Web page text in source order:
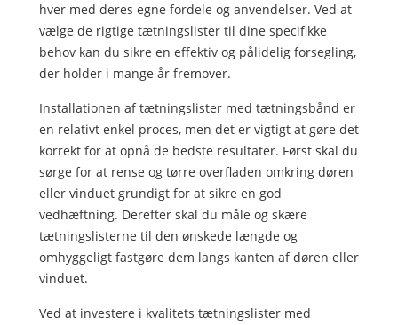
hver med deres egne fordele og anvendelser. Ved at
vælge de rigtige tætningslister til dine specifikke
behov kan du sikre en effektiv og pålidelig forsegling,
der holder i mange år fremover.
Installationen af tætningslister med tætningsbånd er
en relativt enkel proces, men det er vigtigt at gøre det
korrekt for at opnå de bedste resultater. Først skal du
sørge for at rense og tørre overfladen omkring døren
eller vinduet grundigt for at sikre en god
vedhæftning. Derefter skal du måle og skære
tætningslisterne til den ønskede længde og
omhyggeligt fastgøre dem langs kanten af døren eller
vinduet.
Ved at investere i kvalitets tætningslister med